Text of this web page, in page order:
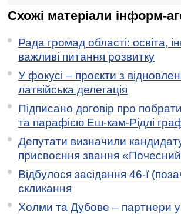
Схожі матеріали інформ-
Рада громад області: освіта,
важливі питання розвитку
У фокусі – проєкти з
латвійська делегація
Підписано договір про
та парафією Еш-кам-Рідлі
Депутати визначили
присвоєння звання «Почесний
Відбулося засідання 46-ї
скликання
Холми та Дубове – партнери